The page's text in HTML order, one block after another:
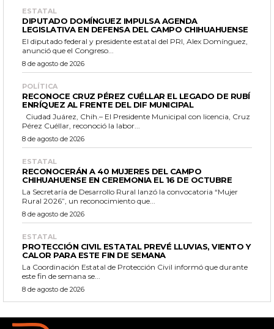
ESTATAL
DIPUTADO DOMÍNGUEZ IMPULSA AGENDA
LEGISLATIVA EN DEFENSA DEL CAMPO CHIHUAHUENSE
El diputado federal y presidente estatal del PRI, Alex Domínguez,
anunció que el Congreso...
8 de agosto de 2026
POLÍTICA
RECONOCE CRUZ PÉREZ CUÉLLAR EL LEGADO DE RUBÍ
ENRÍQUEZ AL FRENTE DEL DIF MUNICIPAL
Pérez Cuéllar, reconoció la labor...
8 de agosto de 2026
ESTATAL
RECONOCERÁN A 40 MUJERES DEL CAMPO
CHIHUAHUENSE EN CEREMONIA EL 16 DE OCTUBRE
La Secretaría de Desarrollo Rural lanzó la convocatoria “Mujer
Rural 2026”, un reconocimiento que...
8 de agosto de 2026
ESTATAL
PROTECCIÓN CIVIL ESTATAL PREVÉ LLUVIAS, VIENTO Y
CALOR PARA ESTE FIN DE SEMANA
La Coordinación Estatal de Protección Civil informó que durante
este fin de semana se...
8 de agosto de 2026